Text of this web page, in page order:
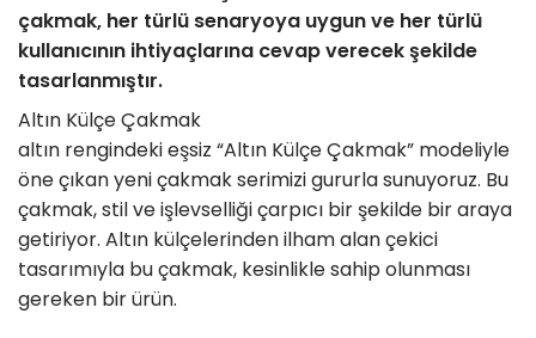
çakmak, her türlü senaryoya uygun ve her türlü
kullanıcının ihtiyaçlarına cevap verecek şekilde
tasarlanmıştır.
Altın Külçe Çakmak
altın rengindeki eşsiz “Altın Külçe Çakmak” modeliyle
öne çıkan yeni çakmak serimizi gururla sunuyoruz. Bu
çakmak, stil ve işlevselliği çarpıcı bir şekilde bir araya
getiriyor. Altın külçelerinden ilham alan çekici
tasarımıyla bu çakmak, kesinlikle sahip olunması
gereken bir ürün.